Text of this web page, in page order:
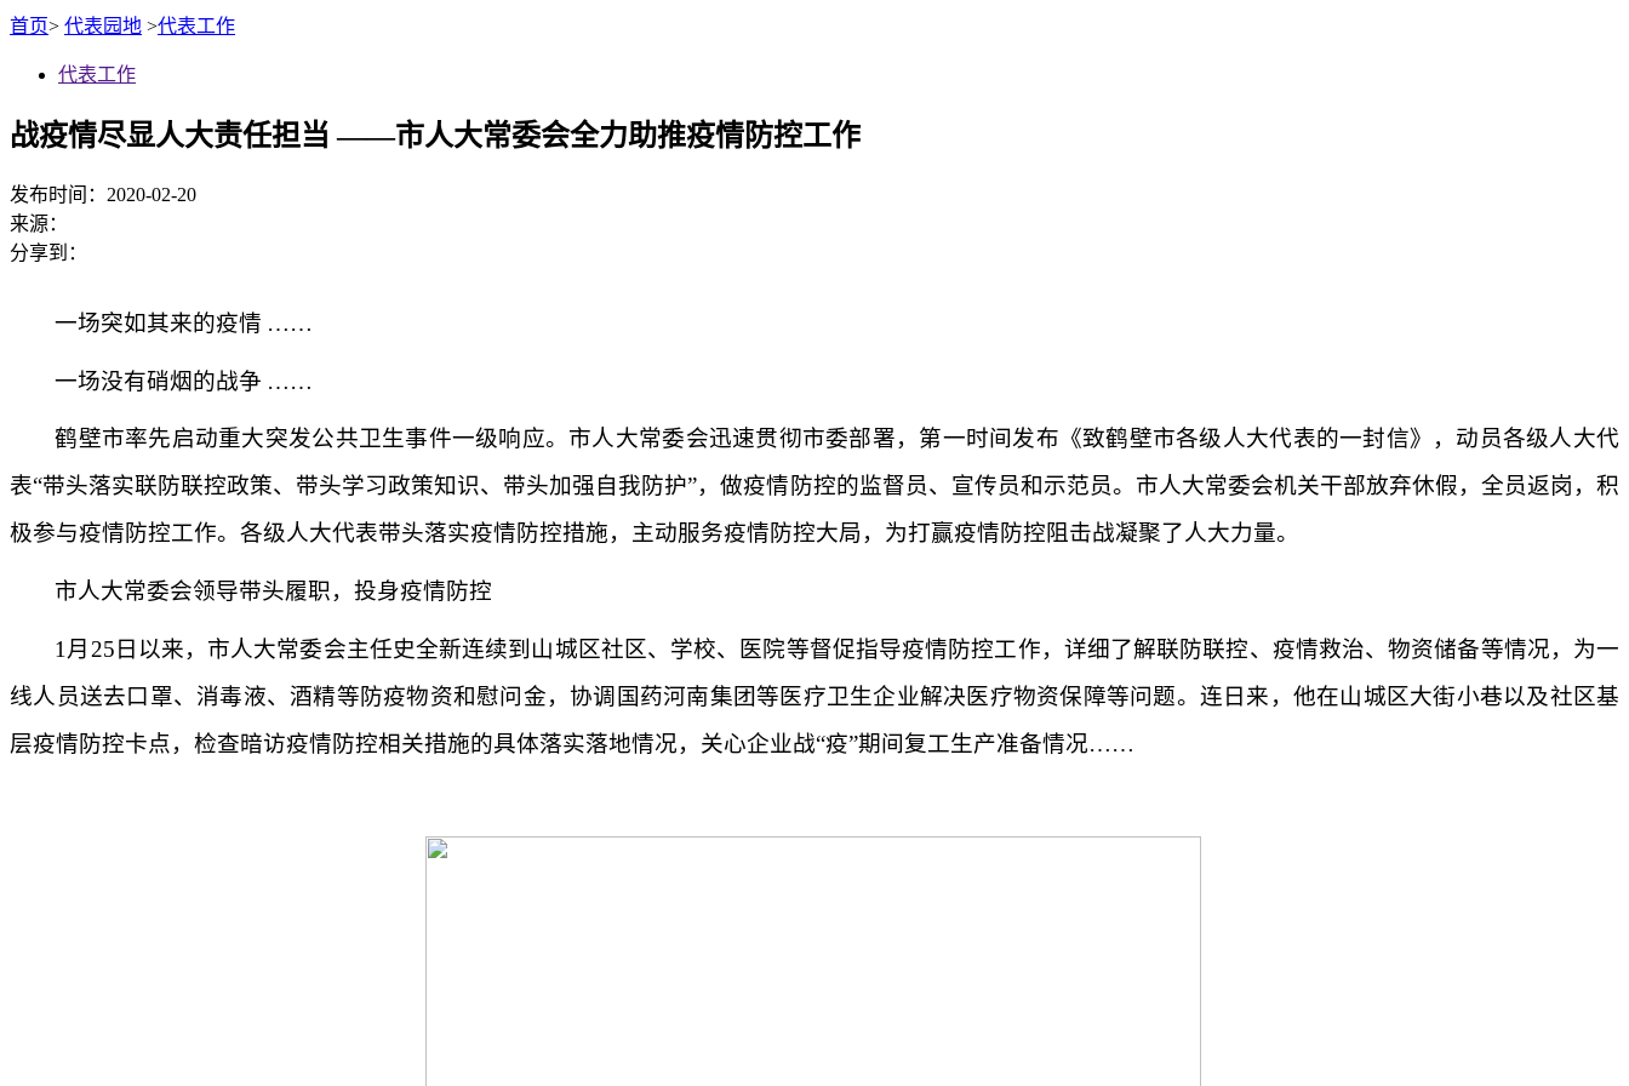
首页> 代表园地 >代表工作
代表工作
战疫情尽显人大责任担当 ——市人大常委会全力助推疫情防控工作
发布时间：2020-02-20
来源：
分享到：
一场突如其来的疫情 ……
一场没有硝烟的战争 ……
鹤壁市率先启动重大突发公共卫生事件一级响应。市人大常委会迅速贯彻市委部署，第一时间发布《致鹤壁市各级人大代表的一封信》，动员各级人大代
表“带头落实联防联控政策、带头学习政策知识、带头加强自我防护”，做疫情防控的监督员、宣传员和示范员。市人大常委会机关干部放弃休假，全员返岗，积
极参与疫情防控工作。各级人大代表带头落实疫情防控措施，主动服务疫情防控大局，为打赢疫情防控阻击战凝聚了人大力量。
市人大常委会领导带头履职，投身疫情防控
1月25日以来，市人大常委会主任史全新连续到山城区社区、学校、医院等督促指导疫情防控工作，详细了解联防联控、疫情救治、物资储备等情况，为一
线人员送去口罩、消毒液、酒精等防疫物资和慰问金，协调国药河南集团等医疗卫生企业解决医疗物资保障等问题。连日来，他在山城区大街小巷以及社区基
层疫情防控卡点，检查暗访疫情防控相关措施的具体落实落地情况，关心企业战“疫”期间复工生产准备情况……